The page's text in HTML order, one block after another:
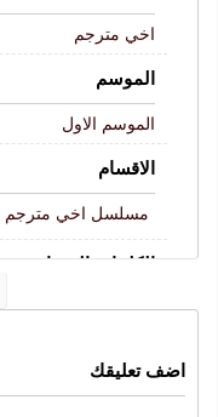
اخي مترجم
الموسم
الموسم الاول
الاقسام
مسلسل اخي مترجم
الكلمات المفتاحية
Abi
, اخي الحلقة 16 ,
موقع قرمزي
اضف تعليقك